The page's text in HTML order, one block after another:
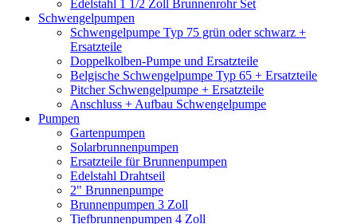
Edelstahl 1 1/2 Zoll Brunnenrohr Set
Schwengelpumpen
Schwengelpumpe Typ 75 grün oder schwarz +
Ersatzteile
Doppelkolben-Pumpe und Ersatzteile
Belgische Schwengelpumpe Typ 65 + Ersatzteile
Pitcher Schwengelpumpe + Ersatzteile
Anschluss + Aufbau Schwengelpumpe
Pumpen
Gartenpumpen
Solarbrunnenpumpen
Ersatzteile für Brunnenpumpen
Edelstahl Drahtseil
2" Brunnenpumpe
Brunnenpumpen 3 Zoll
Tiefbrunnenpumpen 4 Zoll